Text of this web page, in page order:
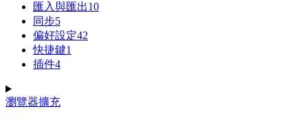
匯入與匯出10
同步5
偏好設定42
快捷鍵1
插件4
瀏覽器擴充